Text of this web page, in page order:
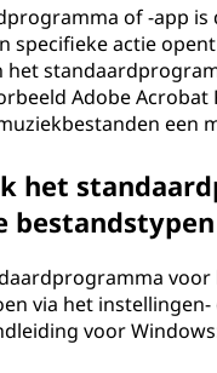
of -app
specifieke actie
Adobe
een
het
via het
voor